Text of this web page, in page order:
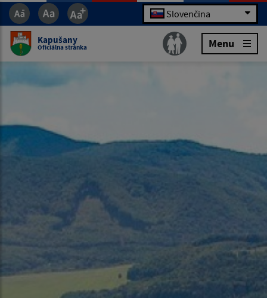
Slovenčina
Kapušany
Oficiálna stránka Menu